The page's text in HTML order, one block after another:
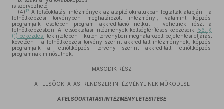
is szervezhető.
(4) 17 A felsőoktatási intézmények az alapító okiratukban foglaltak alapján – a
felnőttképzési törvényben meghatározott intézményi, valamint képzési
programjaik esetében program akkreditáció nélkül – vehetnek részt a
felnőttképzésben. A felsőoktatási intézmények költségtérítéses képzéseik [56. §
(1) bekezdés] tekintetében – külön törvényben meghatározott bejelentési eljárást
követően – a felnőttképzési törvény szerint akkreditált intézménynek, képzési
programjaik a felnőttképzési törvény szerint akkreditált felnőttképzési
programnak minősülnek.
MÁSODIK RÉSZ
A FELSŐOKTATÁSI RENDSZER INTÉZMÉNYEINEK MŰKÖDÉSE
A FELSŐOKTATÁSI INTÉZMÉNY LÉTESÍTÉSE